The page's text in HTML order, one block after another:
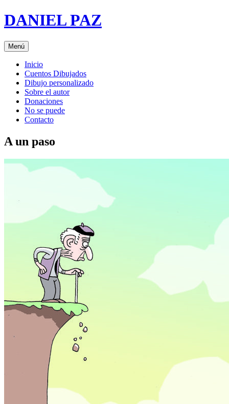
Saltar
al
DANIEL PAZ
Menú
Inicio
Cuentos Dibujados
Dibujo personalizado
Sobre el autor
Donaciones
No se puede
Contacto
A un paso